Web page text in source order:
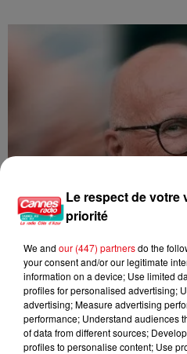
Le respect de votre
priorité
We and our (447) partnersdo the
your consent and/or our legitimate
information on a device; Use limited
profiles for personalised advertising;
advertising; Measure advertising
performance; Understand audiences
of data from different sources;
profiles to personalise content; Use